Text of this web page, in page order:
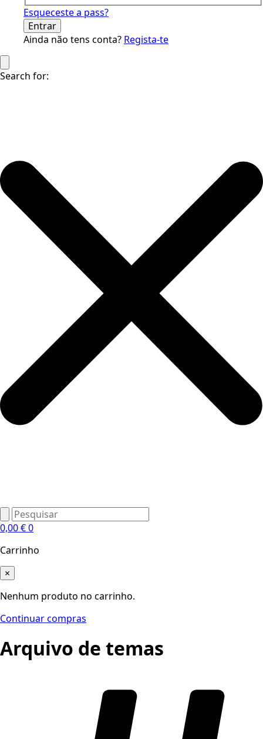
Esqueceste a pass?
Entrar
Ainda não tens conta? Regista-te
Search for:
0,00€0
Carrinho
×
Nenhum produto no carrinho.
Continuar compras
Arquivo de temas